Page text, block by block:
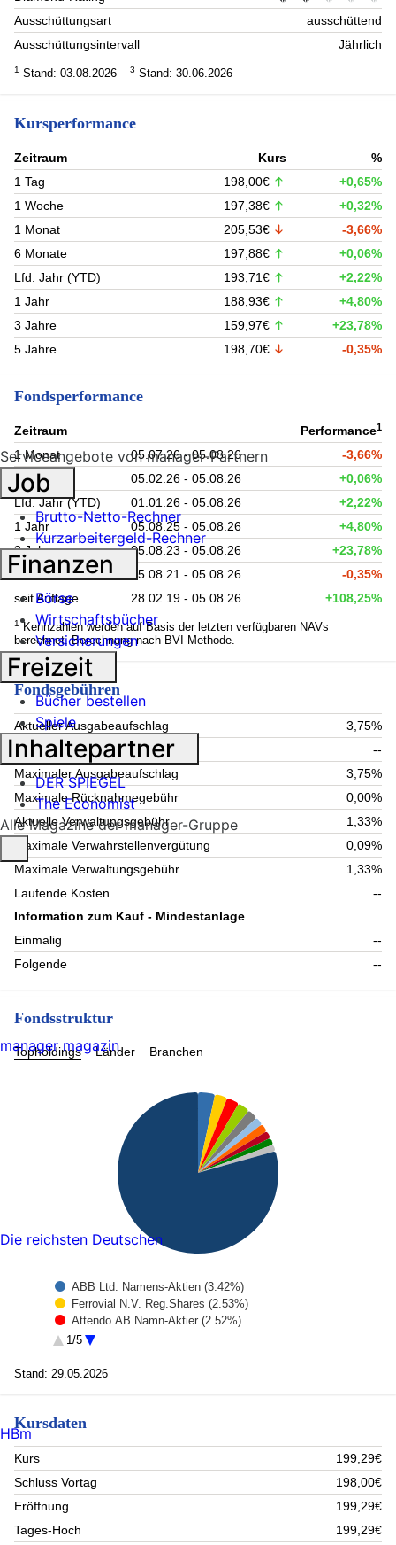
Ausschüttungsart
ausschüttend
Ausschüttungsintervall
Jährlich
1 Stand: 03.08.2026 3 Stand: 30.06.2026
Kursperformance
Zeitraum Kurs
%
1 Tag
198,00€
+0,65%
1 Woche
197,38€
+0,32%
1 Monat
205,53€
-3,66%
6 Monate
197,88€
+0,06%
Lfd. Jahr (YTD)
193,71€
+2,22%
1 Jahr
188,93€
+4,80%
3 Jahre
159,97€
+23,78%
5 Jahre
198,70€ -0,35%
Fondsperformance
Zeitraum Performance1
1 Monat 05.07.26 - 05.08.26
-3,66%
6 Monate
05.02.26 - 05.08.26
+0,06%
Lfd. Jahr (YTD)
01.01.26 - 05.08.26
+2,22%
1 Jahr
05.08.25 - 05.08.26
+4,80%
3 Jahre
05.08.23 - 05.08.26
+23,78%
5 Jahre
05.08.21 - 05.08.26
-0,35%
seit Auflage
28.02.19 - 05.08.26 +108,25%
1 Kennzahlen werden auf Basis der letzten verfügbaren NAVs
berechnet. Berechnung nach BVI-Methode.
Fondsgebühren
Aktueller Ausgabeaufschlag
3,75%
Aktuelle Rücknahmegebühr
--
Maximaler Ausgabeaufschlag
3,75%
Maximale Rücknahmegebühr
0,00%
Aktuelle Verwaltungsgebühr
1,33%
Maximale Verwahrstellenvergütung
0,09%
Maximale Verwaltungsgebühr
1,33%
Laufende Kosten
--
Information zum Kauf - Mindestanlage
Einmalig
--
Folgende
--
Fondsstruktur
Topholdings Länder Branchen
ABB Ltd. Namens-Aktien (3.42%)
Ferrovial N.V. Reg.Shares (2.53%)
Attendo AB Namn-Aktier (2.52%)
Caixabank S.A. Acciones Port. (2.42%)
Industria de Diseño Textil SA Acciones Port. (1.68%)
Roche Holding AG Partizipationsscheine (1.42%)
1/5
Stand: 29.05.2026
Kursdaten
Kurs
199,29€
Schluss Vortag
198,00€
Eröffnung
199,29€
Tages-Hoch
199,29€
Serviceangebote von manager-Partnern
Job
Brutto-Netto-Rechner
Kurzarbeitergeld-Rechner
Finanzen
Börse
Wirtschaftsbücher
Versicherungen
Freizeit
Bücher bestellen
Spiele
Inhaltepartner
DER SPIEGEL
The Economist
Alle Magazine der manager-Gruppe
manager magazin
Die reichsten Deutschen
HBm